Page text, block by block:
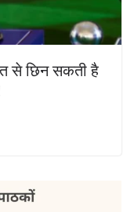
से छिन सकती है